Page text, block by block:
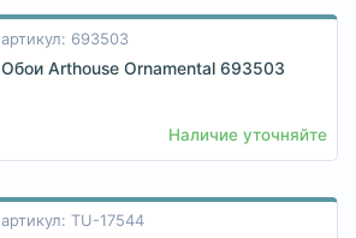
артикул: 693503
Обои Arthouse Ornamental 693503
Наличие уточняйте
артикул: TU-17544